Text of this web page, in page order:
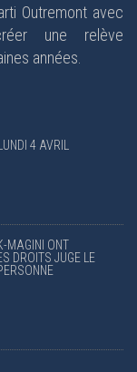
Outremont avec
une relève
années.
4 AVRIL
MAGINI ONT
DROITS JUGE LE